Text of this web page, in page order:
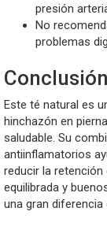
presión
No
problemas
Conclusión
Este té natural es
hinchazón en
saludable. Su
antiinflamatorios
reducir la
equilibrada y
una gran diferencia